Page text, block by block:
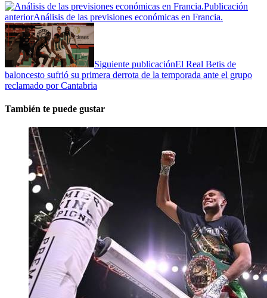
Publicación
anteriorAnálisis de las previsiones económicas en Francia.
Siguiente publicaciónEl Real Betis de
baloncesto sufrió su primera derrota de la temporada ante el grupo
reclamado por Cantabria
También te puede gustar